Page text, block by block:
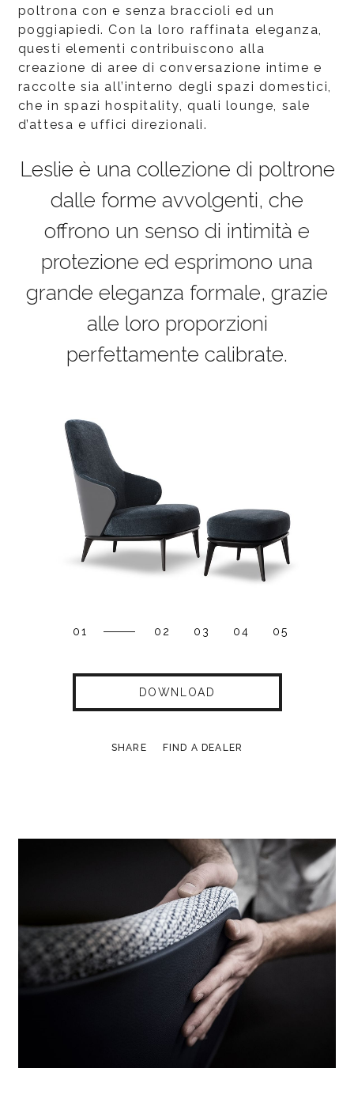
poltrona con e senza braccioli ed un
poggiapiedi. Con la loro raffinata eleganza,
questi elementi contribuiscono alla
creazione di aree di conversazione intime e
raccolte sia all’interno degli spazi domestici,
che in spazi hospitality, quali lounge, sale
d’attesa e uffici direzionali.
Leslie è una collezione di poltrone
dalle forme avvolgenti, che
offrono un senso di intimità e
protezione ed esprimono una
grande eleganza formale, grazie
alle loro proporzioni
perfettamente calibrate.
01 02 03 04 05
DOWNLOAD
SHARE FIND A DEALER